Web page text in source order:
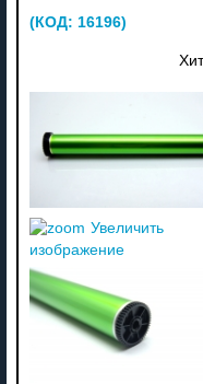
(КОД: 16196)
Увеличить
изображение